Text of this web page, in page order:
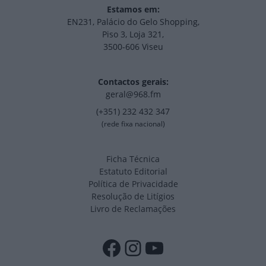
Estamos em:
EN231, Palácio do Gelo Shopping,
Piso 3, Loja 321,
3500-606 Viseu
Contactos gerais:
geral@968.fm
(+351) 232 432 347
(rede fixa nacional)
Ficha Técnica
Estatuto Editorial
Política de Privacidade
Resolução de Litígios
Livro de Reclamações
Facebook
Instagram
YouTube